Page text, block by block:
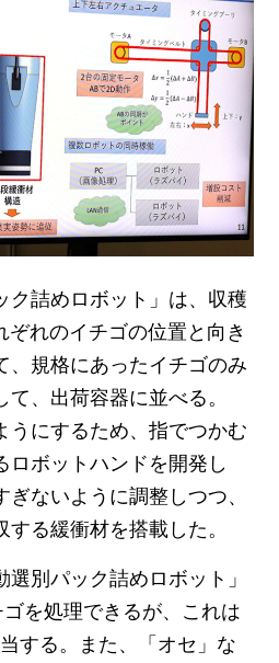
ク詰めロボット」は、収穫
れのイチゴの位置と向き
、規格にあったイチゴのみ
、出荷容器に並べる。
うにするため、指でつかむ
ロボットハンドを開発し
ないように調整しつつ、
る緩衝材を搭載した。
別パック詰めロボット」
を処理できるが、これは
する。また、「オセ」な